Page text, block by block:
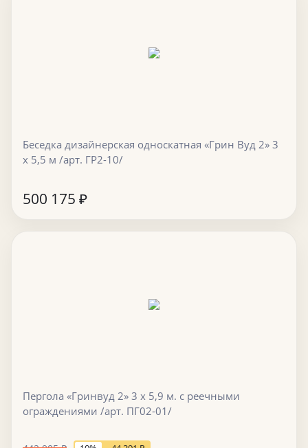
Беседка дизайнерская односкатная «Грин Вуд 2» 3
х 5,5 м /арт. ГР2-10/
500 175 ₽
Пергола «Гринвуд 2» 3 х 5,9 м. с реечными
ограждениями /арт. ПГ02-01/